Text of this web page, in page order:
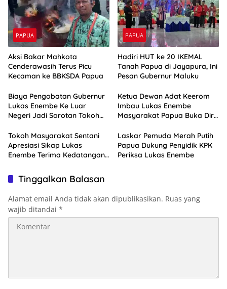
PAPUA
Aksi Bakar Mahkota
Cenderawasih Terus Picu
Kecaman ke BBKSDA Papua
PAPUA
Hadiri HUT ke 20 IKEMAL
Tanah Papua di Jayapura, Ini
Pesan Gubernur Maluku
Biaya Pengobatan Gubernur
Lukas Enembe Ke Luar
Negeri Jadi Sorotan Tokoh
Ketua Dewan Adat Keerom
Imbau Lukas Enembe
Masyarakat Papua Buka Diri
Tokoh Masyarakat Sentani
Apresiasi Sikap Lukas
Enembe Terima Kedatangan
Laskar Pemuda Merah Putih
Papua Dukung Penyidik KPK
Periksa Lukas Enembe
Tinggalkan Balasan
Alamat email Anda tidak akan dipublikasikan. Ruas yang
wajib ditandai *